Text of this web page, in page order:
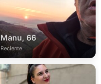
Manu, 66
Reciente